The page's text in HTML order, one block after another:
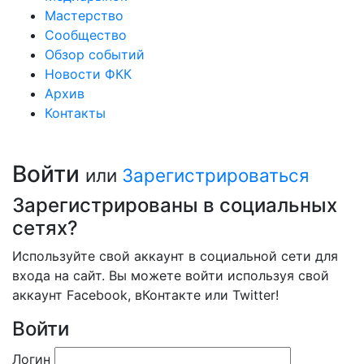
Мастерство
Сообщество
Обзор событий
Новости ФКК
Архив
Контакты
Войти или Зарегистрироваться
Зарегистрированы в социальных
сетях?
Используйте свой аккаунт в социальной сети для
входа на сайт. Вы можете войти используя свой
аккаунт Facebook, вКонтакте или Twitter!
Войти
Логин